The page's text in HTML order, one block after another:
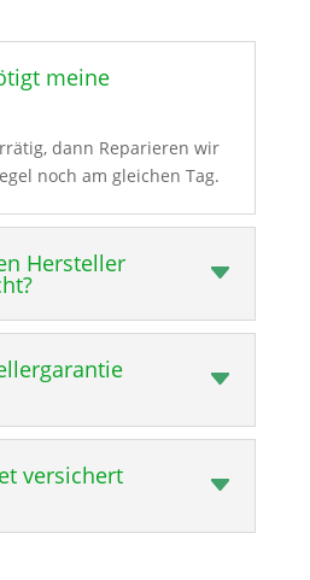
meine
dann Reparieren wir
noch am gleichen Tag.
Hersteller
versichert